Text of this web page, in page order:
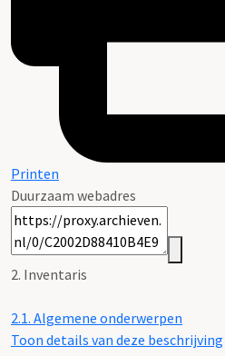
Printen
Duurzaam webadres
2. Inventaris
2.1. Algemene onderwerpen
Toon details van deze beschrijving